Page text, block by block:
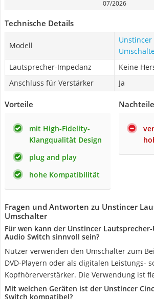
07/2026
Technische Details
Modell
Lautsprecher-Impedanz
Keine
Anschluss für Verstärker
Ja
Vorteile
mit High-Fidelity-
Klangqualität Design
plug and play
hohe Kompatibilität
Nachteile
Fragen und Antworten zu Unstincer
Umschalter
Für wen kann der Unstincer
Audio Switch sinnvoll sein?
Nutzer verwenden den Umschalter zum
DVD-Playern oder als digitalen Leistungs-
Kopfhörerverstärker. Die Verwendung ist
Mit welchen Geräten ist der Unstincer
Switch kompatibel?